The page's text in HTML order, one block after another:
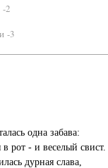
-2
-3
одна забава:
рот - и веселый свист.
дурная слава,